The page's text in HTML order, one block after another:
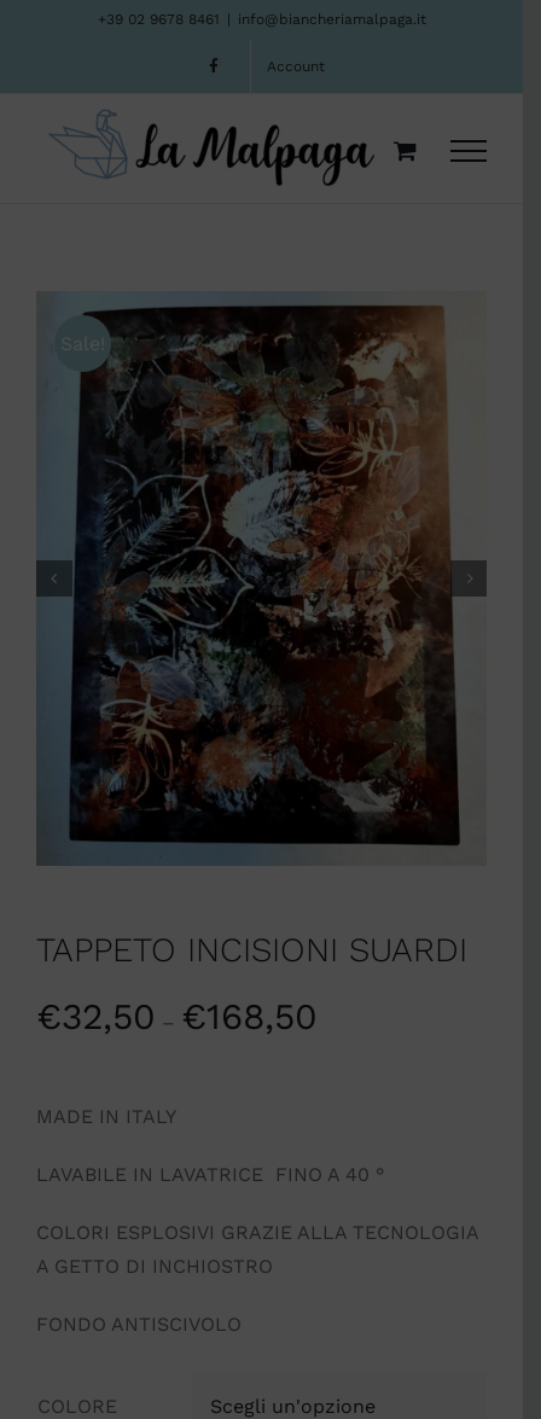
+39 02 9678 8461 info@biancheriamalpaga.it
Account
Sale!
 
TAPPETO INCISIONI SUARDI
€32,50 – €168,50
MADE IN ITALY
LAVABILE IN LAVATRICE FINO A 40 °
COLORI ESPLOSIVI GRAZIE ALLA TECNOLOGIA
A GETTO DI INCHIOSTRO
FONDO ANTISCIVOLO
COLORE